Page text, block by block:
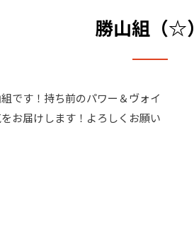
勝山組（☆）
です！持ち前のパワー＆ヴォイ
お届けします！よろしくお願い